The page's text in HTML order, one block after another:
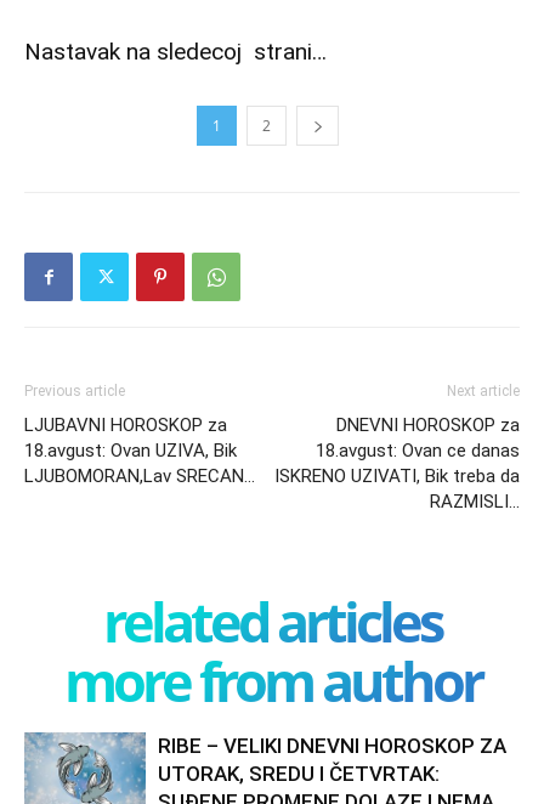
Nastavak na sledecoj strani…
1 2
Previous article
LJUBAVNI HOROSKOP za
18.avgust: Ovan UZIVA, Bik
LJUBOMORAN,Lav SRECAN…
Next article
DNEVNI HOROSKOP za
18.avgust: Ovan ce danas
ISKRENO UZIVATI, Bik treba da
RAZMISLI…
related articles
more from author
RIBE – VELIKI DNEVNI HOROSKOP ZA
UTORAK, SREDU I ČETVRTAK: